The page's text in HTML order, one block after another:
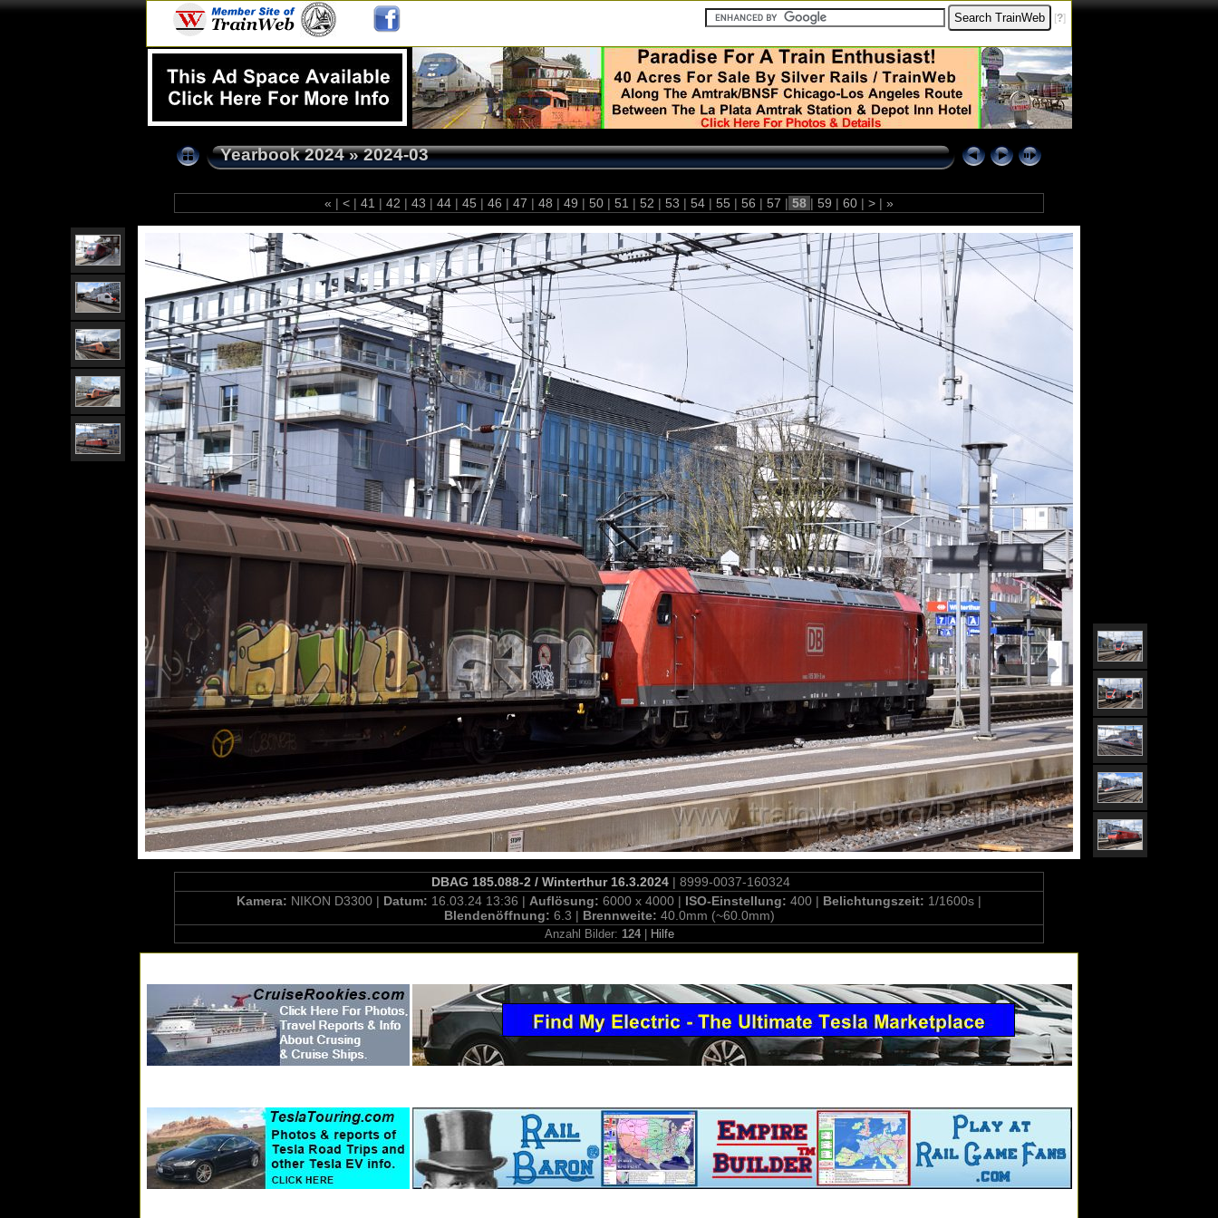
[?]
Yearbook 2024»2024-03
« | < | 41 | 42 | 43 | 44 | 45 | 46 | 47 | 48 | 49 | 50 | 51 | 52 | 53 | 54 | 55 | 56 | 57 | 58 | 59 | 60 | > | »
DBAG 185.088-2 / Winterthur 16.3.2024 | 8999-0037-160324
Kamera: NIKON D3300 | Datum: 16.03.24 13:36 | Auflösung: 6000 x 4000 | ISO-Einstellung: 400 | Belichtungszeit: 1/1600s |
Blendenöffnung: 6.3 | Brennweite: 40.0mm (~60.0mm)
Anzahl Bilder: 124| Hilfe